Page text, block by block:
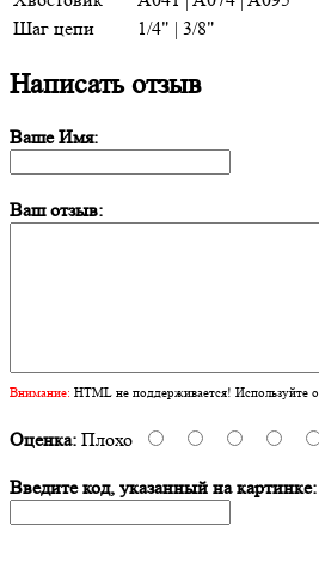
Шаг цепи
1/4" | 3/8"
Написать отзыв
Ваше Имя:
Ваш отзыв:
Внимание: HTML не поддерживается! Используйте
Оценка: Плохо
Введите код, указанный на картинке: